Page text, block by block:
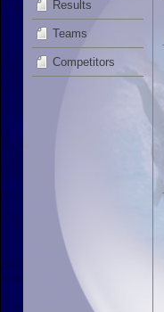
Results
Teams
Competitors